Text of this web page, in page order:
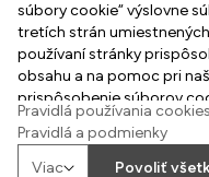
súbory cookie“ výslovne
tretích strán
používaní stránky
obsahu a na pomoc pri
prispôsobenie súborov
Pravidlá používania cookies
Pravidlá a podmienky
Viac
Povoliť
O nás
Služby v OC Mlyny
Kontakty
Ochrana osobných
UŽITOČNÉ ODKAZY
Mapa centra
Ako nás nájdete
Parkovanie
2026© Property of NEPI